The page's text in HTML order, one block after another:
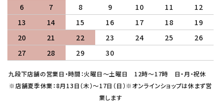
6
7 8 9 10 11
12
13
14 15 16 17 18
19
20
21 22 23 24 25
26
27
28 29 30
九段下店舗の営業日・時間：火曜日～土曜日 12時～17時 日・月・祝休
※店舗夏季休業：8月13日（木）～17日（日）※オンラインショップは休まず営
業します